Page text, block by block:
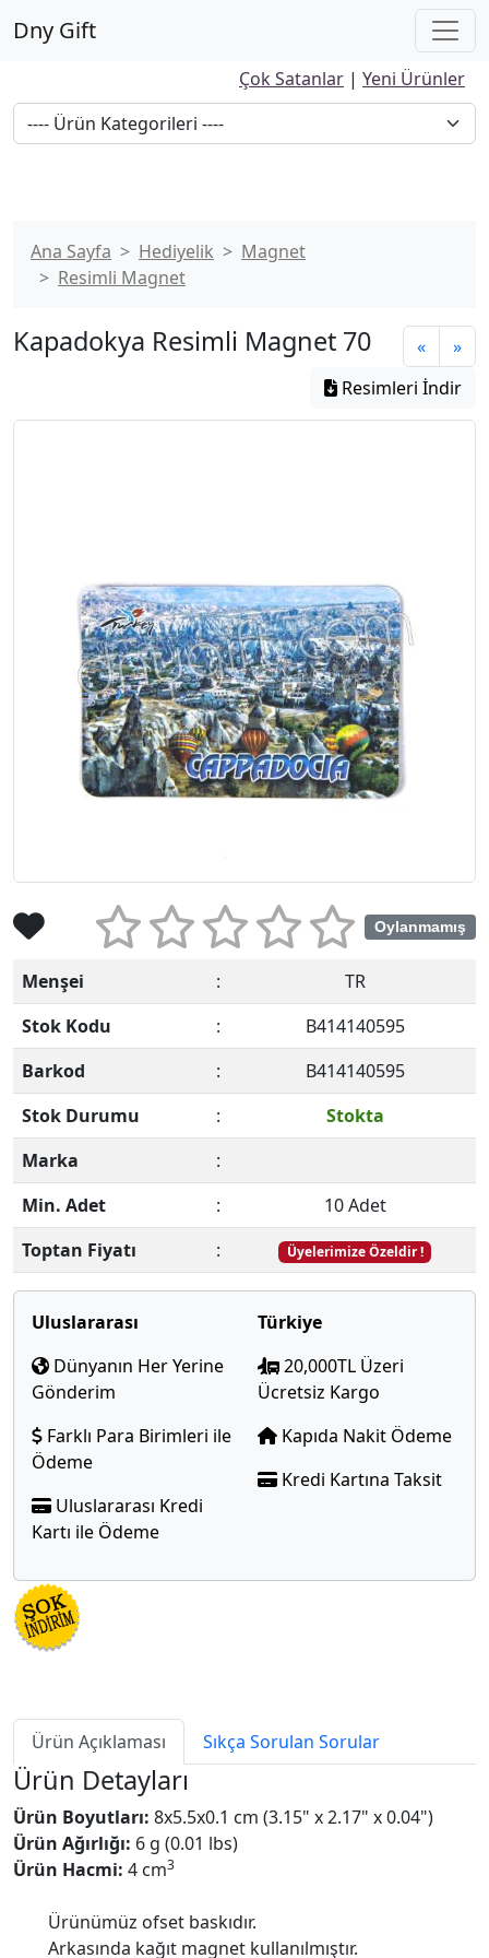
Dny Gift
Çok Satanlar | Yeni Ürünler
Ana Sayfa Hediyelik
Magnet
Resimli Magnet
Kapadokya Resimli Magnet 70 «
»
Resimleri İndir
Oylanmamış
Menşei :
TR
Stok Kodu
:
B414140595
Barkod
:
B414140595
Stok Durumu
:
Stokta
Marka
:
Min. Adet
:
10 Adet
Toptan Fiyatı
: Üyelerimize Özeldir !
Uluslararası
Dünyanın Her Yerine
Gönderim
Farklı Para Birimleri ile
Ödeme
Uluslararası Kredi
Kartı ile Ödeme
Türkiye
20,000TL Üzeri
Ücretsiz Kargo
Kapıda Nakit Ödeme
Kredi Kartına Taksit
Ürün Açıklaması Sıkça Sorulan Sorular
Ürün Detayları
Ürün Boyutları: 8x5.5x0.1 cm (3.15" x 2.17" x 0.04")
Ürün Ağırlığı: 6 g (0.01 lbs)
Ürün Hacmi: 4 cm3
Ürünümüz ofset baskıdır.
Arkasında kağıt magnet kullanılmıştır.